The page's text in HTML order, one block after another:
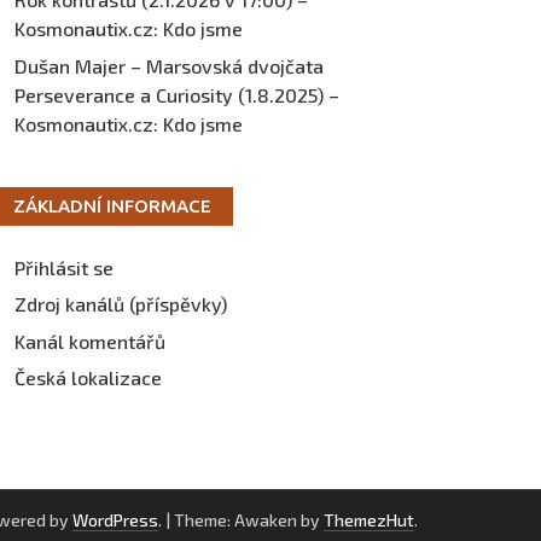
Kosmonautix.cz: Kdo jsme
Dušan Majer – Marsovská dvojčata
Perseverance a Curiosity (1.8.2025) –
Kosmonautix.cz: Kdo jsme
ZÁKLADNÍ INFORMACE
Přihlásit se
Zdroj kanálů (příspěvky)
Kanál komentářů
Česká lokalizace
by WordPress. | Theme: Awaken by ThemezHut.